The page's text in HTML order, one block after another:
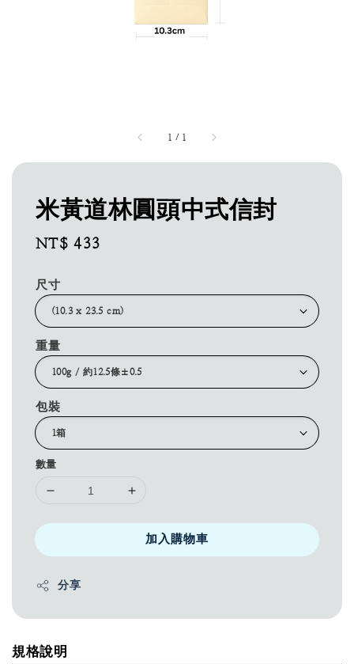
1 / 1
米黃道林圓頭中式信封
Regular
NT$ 433
尺寸
重量
包裝
數量
加入購物車
分享
規格說明